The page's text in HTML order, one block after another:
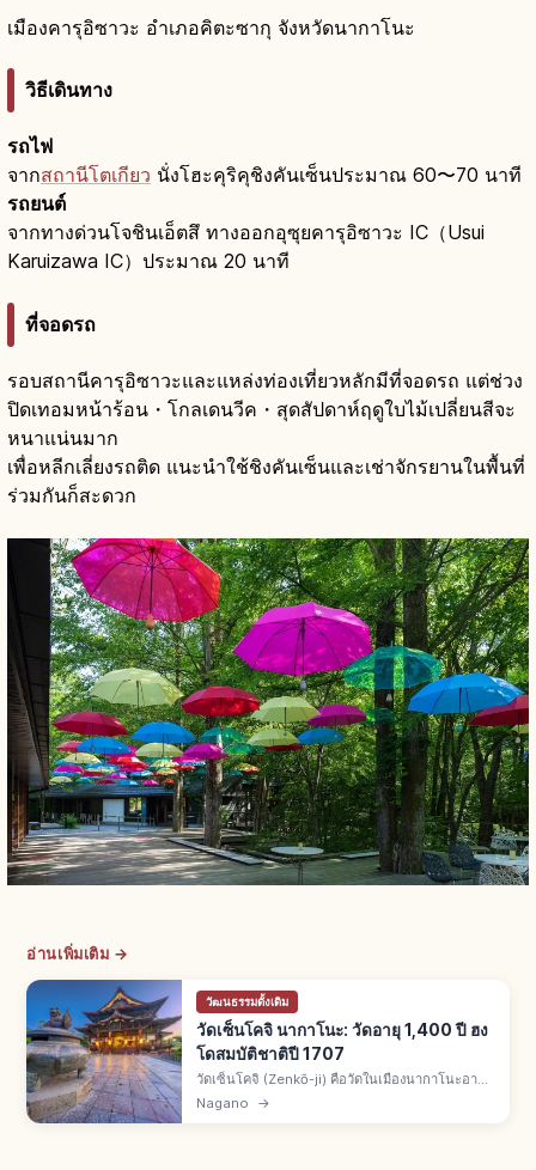
เมืองคารุอิซาวะ อำเภอคิตะซากุ จังหวัดนากาโนะ
วิธีเดินทาง
รถไฟ
จากสถานีโตเกียว นั่งโฮะคุริคุชิงคันเซ็นประมาณ 60〜70 นาที
รถยนต์
จากทางด่วนโจชินเอ็ตสึ ทางออกอุซุยคารุอิซาวะ IC（Usui
Karuizawa IC）ประมาณ 20 นาที
ที่จอดรถ
รอบสถานีคารุอิซาวะและแหล่งท่องเที่ยวหลักมีที่จอดรถ แต่ช่วง
ปิดเทอมหน้าร้อน・โกลเดนวีค・สุดสัปดาห์ฤดูใบไม้เปลี่ยนสีจะ
หนาแน่นมาก
เพื่อหลีกเลี่ยงรถติด แนะนำใช้ชิงคันเซ็นและเช่าจักรยานในพื้นที่
ร่วมกันก็สะดวก
อ่านเพิ่มเติม →
วัฒนธรรมดั้งเดิม
วัดเซ็นโคจิ นากาโนะ: วัดอายุ 1,400 ปี ฮง
โดสมบัติชาติปี 1707
วัดเซ็นโคจิ (Zenkō-ji) คือวัดในเมืองนากาโนะอายุ
ราว 1,400 ปี ดูแลร่วมโดยนิกายเท็นไดและโจโด ฮง
โดสมบัติชาติสร้างใหม่ปี 1707 กว้าง 24 ม. ลึก 54 ม.
Nagano →